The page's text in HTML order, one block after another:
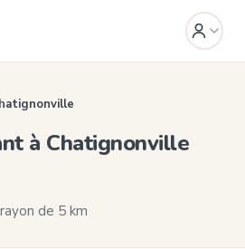
à Chatignonville
de 5 km